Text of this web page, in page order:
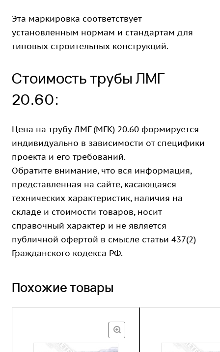
Эта маркировка соответствует
установленным нормам и стандартам для
типовых строительных конструкций.
Стоимость трубы ЛМГ
20.60:
Цена на трубу ЛМГ (МГК) 20.60 формируется
индивидуально в зависимости от специфики
проекта и его требований.
Обратите внимание, что вся информация,
представленная на сайте, касающаяся
технических характеристик, наличия на
складе и стоимости товаров, носит
справочный характер и не является
публичной офертой в смысле статьи 437(2)
Гражданского кодекса РФ.
Похожие товары